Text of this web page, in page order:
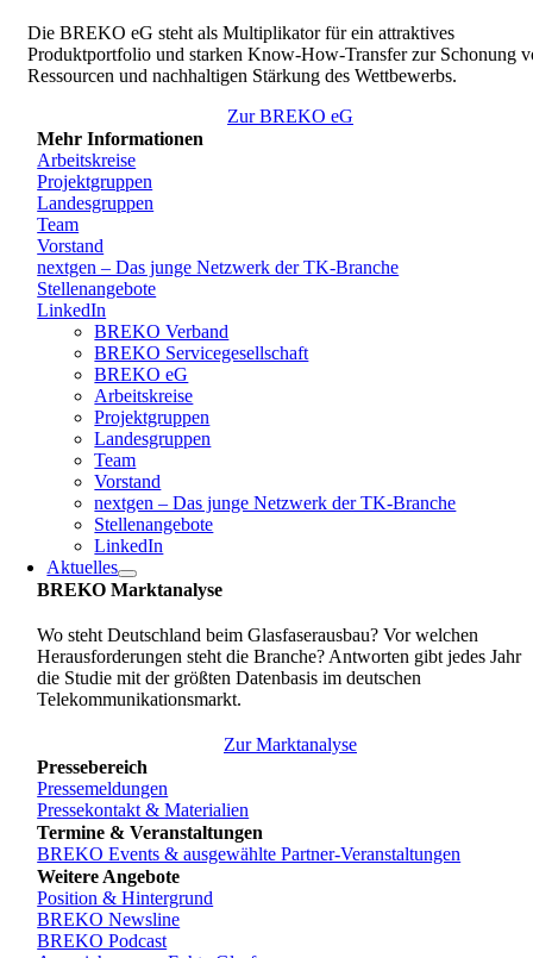
Die BREKO eG steht als Multiplikator für ein attraktives
Produktportfolio und starken Know-How-Transfer zur Schonung
Ressourcen und nachhaltigen Stärkung des Wettbewerbs.
Zur BREKO eG
Mehr Informationen
Arbeitskreise
Projektgruppen
Landesgruppen
Team
Vorstand
nextgen – Das junge Netzwerk der TK-Branche
Stellenangebote
LinkedIn
BREKO Verband
BREKO Servicegesellschaft
BREKO eG
Arbeitskreise
Projektgruppen
Landesgruppen
Team
Vorstand
nextgen – Das junge Netzwerk der TK-Branche
Stellenangebote
LinkedIn
Aktuelles
BREKO Marktanalyse
Wo steht Deutschland beim Glasfaserausbau? Vor welchen
Herausforderungen steht die Branche? Antworten gibt jedes Jahr
die Studie mit der größten Datenbasis im deutschen
Telekommunikationsmarkt.
Zur Marktanalyse
Pressebereich
Pressemeldungen
Pressekontakt & Materialien
Termine & Veranstaltungen
BREKO Events & ausgewählte Partner-Veranstaltungen
Weitere Angebote
Position & Hintergrund
BREKO Newsline
BREKO Podcast